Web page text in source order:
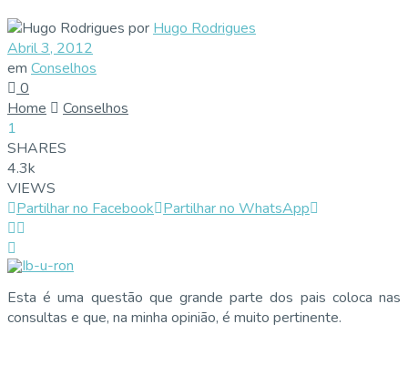
por Hugo Rodrigues
Abril 3, 2012
em Conselhos
0
Home
Conselhos
1
SHARES
4.3k
VIEWS
Partilhar no Facebook Partilhar no WhatsApp
Esta é uma questão que grande parte dos pais coloca nas
consultas e que, na minha opinião, é muito pertinente.